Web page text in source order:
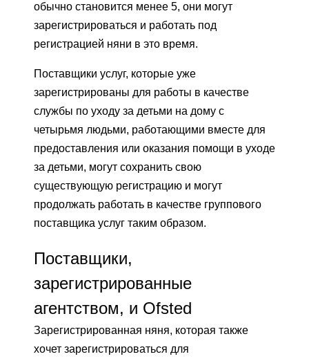
обычно становится менее 5, они могут
зарегистрироваться и работать под
регистрацией няни в это время.
Поставщики услуг, которые уже
зарегистрированы для работы в качестве
службы по уходу за детьми на дому с
четырьмя людьми, работающими вместе для
предоставления или оказания помощи в уходе
за детьми, могут сохранить свою
существующую регистрацию и могут
продолжать работать в качестве группового
поставщика услуг таким образом.
Поставщики,
зарегистрированные
агентством, и Ofsted
Зарегистрированная няня, которая также
хочет зарегистрироваться для